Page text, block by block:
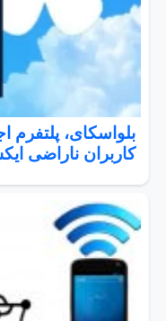
بلواسکای، پلتفرم
کاربران ناراضی